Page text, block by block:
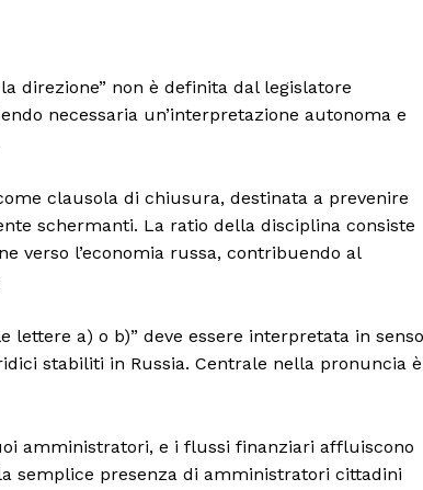
direzione” non è definita dal legislatore
necessaria un’interpretazione autonoma e
clausola di chiusura, destinata a prevenire
schermanti. La ratio della disciplina consiste
verso l’economia russa, contribuendo al
a) o b)” deve essere interpretata in senso
stabiliti in Russia. Centrale nella pronuncia
amministratori, e i flussi finanziari affluiscono
semplice presenza di amministratori cittadini